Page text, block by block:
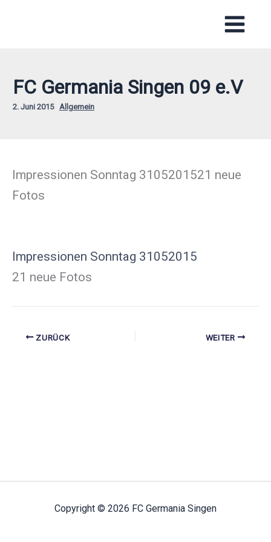
FC Germania Singen 09 e.V
2. Juni 2015 Allgemein
Impressionen Sonntag 3105201521 neue
Fotos
Impressionen Sonntag 31052015
21 neue Fotos
ZURÜCK WEITER
Copyright © 2026 FC Germania Singen